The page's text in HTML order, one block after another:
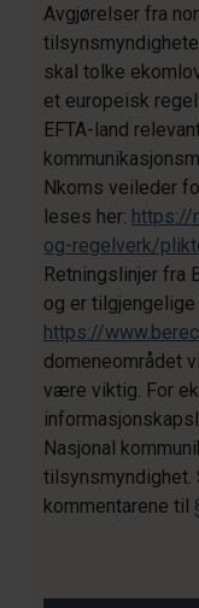
Avgjørelser fra
skal tolke
et europeisk
EFTA-land
Nkoms veileder
leses her: https://
og-regelverk/
Retningslinjer fra
og er tilgjengelige
https://
domeneområdet
være viktig. For
Nasjonal
kommentarene til